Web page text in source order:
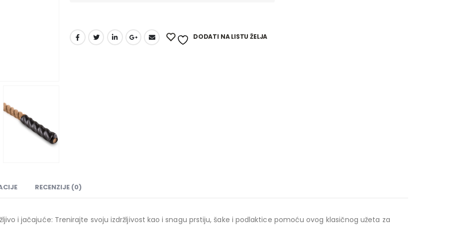
DODATI NA LISTU ŽELJA
RECENZIJE (0)
i jačajuće: Trenirajte svoju izdržljivost kao i snagu prstiju, šake i podlaktice pomoću ovog klasičnog užeta za